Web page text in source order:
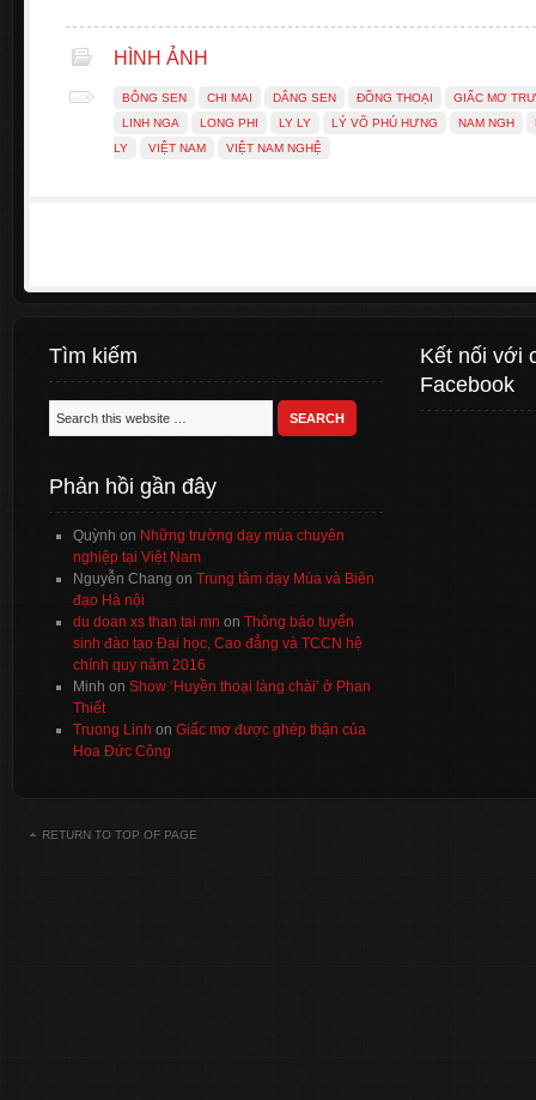
HÌNH ẢNH
BÔNG SEN CHI MAI DÂNG SEN ĐỒNG THOẠI
GIẤC MƠ
LINH NGA
LONG PHI LY LY LÝ VÕ PHÚ HƯNG NAM NGH
LY
VIỆT NAM VIỆT NAM NGHỆ
Tìm kiếm
Phản hồi gần đây
Quỳnh on Những trường dạy múa chuyên
nghiệp tại Việt Nam
Nguyễn Chang on Trung tâm dạy Múa và Biên
đạo Hà nội
du doan xs than tai mn on Thông báo tuyển
sinh đào tạo Đại học, Cao đẳng và TCCN hệ
chính quy năm 2016
Minh on Show ‘Huyền thoại làng chài’ ở Phan
Thiết
Truong Linh on Giấc mơ được ghép thận của
Hoa Đức Công
Kết nối với
Facebook
RETURN TO TOP OF PAGE